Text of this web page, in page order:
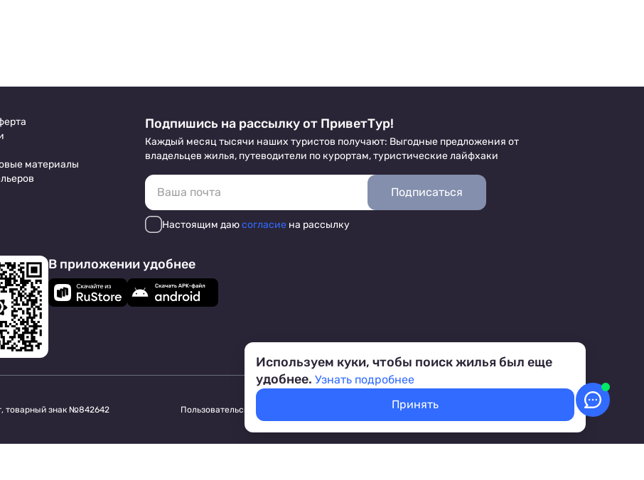
материалы
Подпишись на рассылку от ПриветТур!
Каждый месяц тысячи наших туристов получают: Выгодные предложения от
владельцев жилья, путеводители по курортам, туристические лайфхаки
Подписаться
Настоящим даюсогласие на рассылку
В приложении удобнее
товарный знак №842642
Пользовательское соглашение Обработка персональных данных Условия бронирования объектов
Используем куки, чтобы поиск жилья был еще
удобнее. Узнать подробнее
Принять